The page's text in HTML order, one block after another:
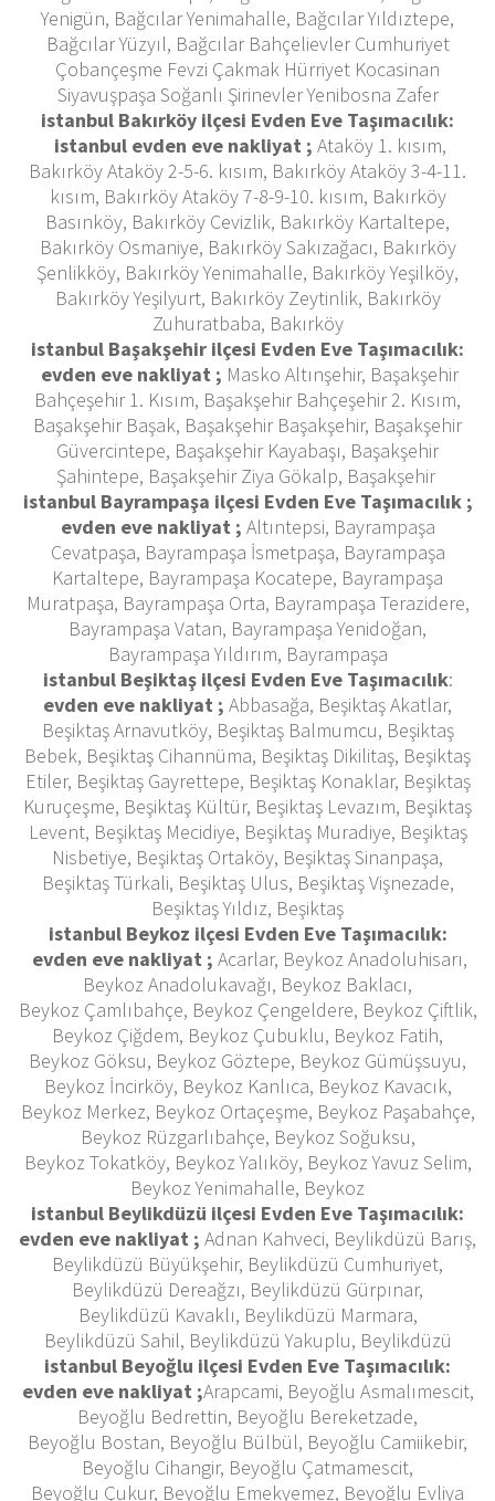
Yenigün, Bağcılar Yenimahalle, Bağcılar Yıldıztepe,
Bağcılar Yüzyıl, Bağcılar Bahçelievler Cumhuriyet
Çobançeşme Fevzi Çakmak Hürriyet Kocasinan
Siyavuşpaşa Soğanlı Şirinevler Yenibosna Zafer
istanbul Bakırköy ilçesi Evden Eve Taşımacılık:
istanbul evden eve nakliyat ; Ataköy 1. kısım,
Bakırköy Ataköy 2-5-6. kısım, Bakırköy Ataköy 3-4-11.
kısım, Bakırköy Ataköy 7-8-9-10. kısım, Bakırköy
Basınköy, Bakırköy Cevizlik, Bakırköy Kartaltepe,
Bakırköy Osmaniye, Bakırköy Sakızağacı, Bakırköy
Şenlikköy, Bakırköy Yenimahalle, Bakırköy Yeşilköy,
Bakırköy Yeşilyurt, Bakırköy Zeytinlik, Bakırköy
Zuhuratbaba, Bakırköy
istanbul Başakşehir ilçesi Evden Eve Taşımacılık:
evden eve nakliyat ; Masko Altınşehir, Başakşehir
Bahçeşehir 1. Kısım, Başakşehir Bahçeşehir 2. Kısım,
Başakşehir Başak, Başakşehir Başakşehir, Başakşehir
Güvercintepe, Başakşehir Kayabaşı, Başakşehir
Şahintepe, Başakşehir Ziya Gökalp, Başakşehir
istanbul Bayrampaşa ilçesi Evden Eve Taşımacılık ;
evden eve nakliyat ; Altıntepsi, Bayrampaşa
Cevatpaşa, Bayrampaşa İsmetpaşa, Bayrampaşa
Kartaltepe, Bayrampaşa Kocatepe, Bayrampaşa
Muratpaşa, Bayrampaşa Orta, Bayrampaşa Terazidere,
Bayrampaşa Vatan, Bayrampaşa Yenidoğan,
Bayrampaşa Yıldırım, Bayrampaşa
istanbul Beşiktaş ilçesi Evden Eve Taşımacılık:
evden eve nakliyat ; Abbasağa, Beşiktaş Akatlar,
Beşiktaş Arnavutköy, Beşiktaş Balmumcu, Beşiktaş
Bebek, Beşiktaş Cihannüma, Beşiktaş Dikilitaş, Beşiktaş
Etiler, Beşiktaş Gayrettepe, Beşiktaş Konaklar, Beşiktaş
Kuruçeşme, Beşiktaş Kültür, Beşiktaş Levazım, Beşiktaş
Levent, Beşiktaş Mecidiye, Beşiktaş Muradiye, Beşiktaş
Nisbetiye, Beşiktaş Ortaköy, Beşiktaş Sinanpaşa,
Beşiktaş Türkali, Beşiktaş Ulus, Beşiktaş Vişnezade,
Beşiktaş Yıldız, Beşiktaş
istanbul Beykoz ilçesi Evden Eve Taşımacılık:
evden eve nakliyat ; Acarlar, Beykoz Anadoluhisarı,
Beykoz Anadolukavağı, Beykoz Baklacı,
Beykoz Çamlıbahçe, Beykoz Çengeldere, Beykoz Çiftlik,
Beykoz Çiğdem, Beykoz Çubuklu, Beykoz Fatih,
Beykoz Göksu, Beykoz Göztepe, Beykoz Gümüşsuyu,
Beykoz İncirköy, Beykoz Kanlıca, Beykoz Kavacık,
Beykoz Merkez, Beykoz Ortaçeşme, Beykoz Paşabahçe,
Beykoz Rüzgarlıbahçe, Beykoz Soğuksu,
Beykoz Tokatköy, Beykoz Yalıköy, Beykoz Yavuz Selim,
Beykoz Yenimahalle, Beykoz
istanbul Beylikdüzü ilçesi Evden Eve Taşımacılık:
evden eve nakliyat ; Adnan Kahveci, Beylikdüzü Barış,
Beylikdüzü Büyükşehir, Beylikdüzü Cumhuriyet,
Beylikdüzü Dereağzı, Beylikdüzü Gürpınar,
Beylikdüzü Kavaklı, Beylikdüzü Marmara,
Beylikdüzü Sahil, Beylikdüzü Yakuplu, Beylikdüzü
istanbul Beyoğlu ilçesi Evden Eve Taşımacılık:
evden eve nakliyat ;Arapcami, Beyoğlu Asmalımescit,
Beyoğlu Bedrettin, Beyoğlu Bereketzade,
Beyoğlu Bostan, Beyoğlu Bülbül, Beyoğlu Camiikebir,
Beyoğlu Cihangir, Beyoğlu Çatmamescit,
Beyoğlu Çukur, Beyoğlu Emekyemez, Beyoğlu Evliya